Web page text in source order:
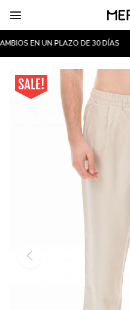

EN UN PLAZO DE 30 DÍAS